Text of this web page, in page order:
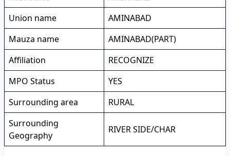
Union name
AMINABAD
Mauza name
AMINABAD(PART)
Affiliation
RECOGNIZE
MPO Status
YES
Surrounding area
RURAL
Surrounding
Geography
RIVER SIDE/CHAR